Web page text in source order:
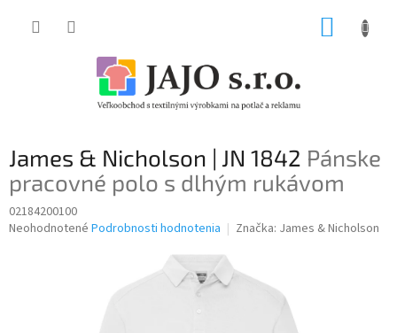
James & Nicholson | JN 1842 Pánske
pracovné polo s dlhým rukávom
02184200100
Priemerné
Neohodnotené Podrobnosti hodnotenia Značka: James & Nicholson